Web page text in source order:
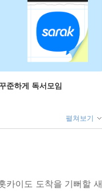
준하게 독서모임
펼쳐보기
카이도 도착을 기뻐할 새